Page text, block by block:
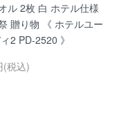
ル 2枚 白 ホテル仕様
贈り物 《 ホテルユー
2 PD-2520 》
(税込)